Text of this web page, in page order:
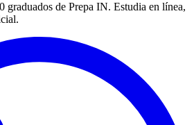
graduados de Prepa IN. Estudia en línea,